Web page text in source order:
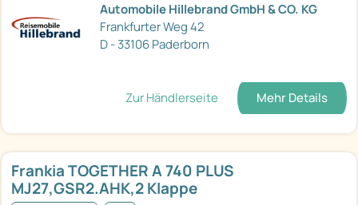
Automobile Hillebrand GmbH & CO. KG
Frankfurter Weg 42
D - 33106 Paderborn
Zur Händlerseite Mehr Details
Frankia TOGETHER A 740 PLUS
MJ27,GSR2.AHK,2 Klappe